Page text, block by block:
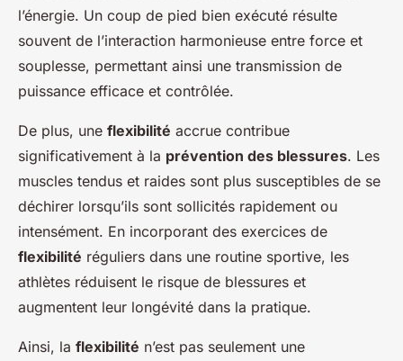
l’énergie. Un coup de pied bien exécuté résulte
souvent de l’interaction harmonieuse entre force et
souplesse, permettant ainsi une transmission de
puissance efficace et contrôlée.
De plus, une flexibilité accrue contribue
significativement à la prévention des blessures. Les
muscles tendus et raides sont plus susceptibles de se
déchirer lorsqu’ils sont sollicités rapidement ou
intensément. En incorporant des exercices de
flexibilité réguliers dans une routine sportive, les
athlètes réduisent le risque de blessures et
augmentent leur longévité dans la pratique.
Ainsi, la flexibilité n’est pas seulement une